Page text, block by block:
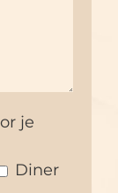
je
Diner